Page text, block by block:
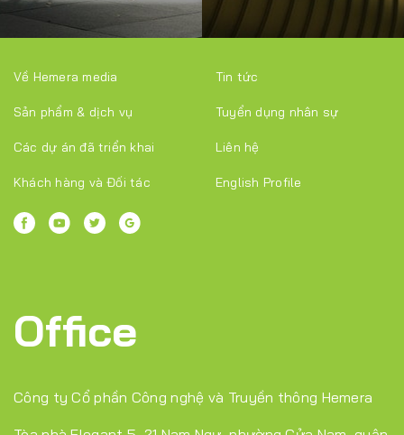
Về Hemera media
Sản phẩm & dịch vụ
Các dự án đã triển khai
Khách hàng và Đối tác
Tin tức
Tuyển dụng nhân sự
Liên hệ
English Profile
Office
Công ty Cổ phần Công nghệ và Truyền thông Hemera